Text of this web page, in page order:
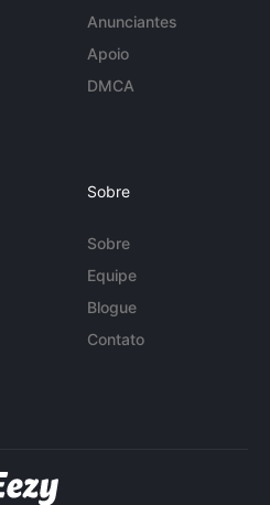
Anunciantes
Apoio
DMCA
Sobre
Sobre
Equipe
Blogue
Contato